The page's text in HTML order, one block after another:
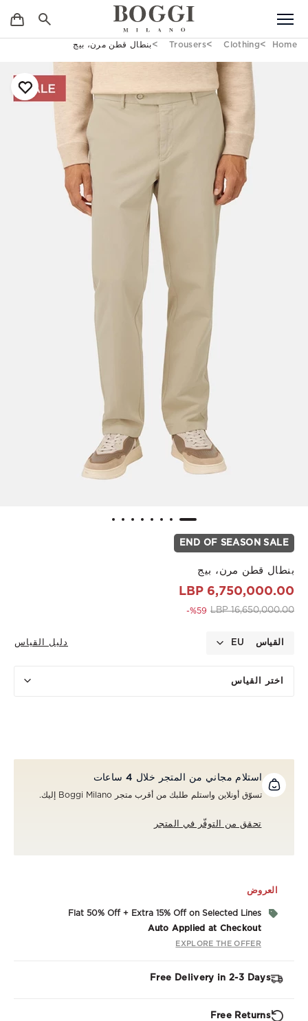
Home
Clothing
Trousers بنطال قطن مرن، بيج
END OF SEASON SALE
بنطال قطن مرن، بيج
6,750,000.00 LBP
Price reduced from
16,650,000.00 LBP
to 6,750,000.00 LBP
%59-
القياس EU دليل القياس
اختر القياس
استلام مجاني من المتجر خلال 4 ساعات
تسوّق أونلاين واستلم طلبك من أقرب متجر Boggi Milano إليك.
تحقق من التوفّر في المتجر
العروض
Flat 50% Off + Extra 15% Off on Selected Lines
Auto Applied at Checkout
EXPLORE THE OFFER
Free Delivery in 2-3 Days
Free Returns